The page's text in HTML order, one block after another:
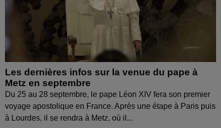
Les dernières infos sur la venue du pape à
Metz en septembre
Du 25 au 28 septembre, le pape Léon XIV fera son premier
voyage apostolique en France. Après une étape à Paris puis
à Lourdes, il se rendra à Metz, où il...